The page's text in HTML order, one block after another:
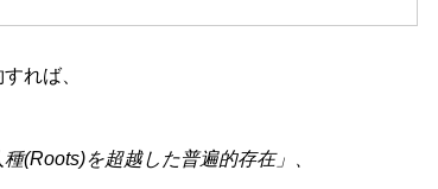
れば、
(Roots)を超越した普遍的存在」、